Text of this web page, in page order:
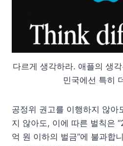
다르게 생각하라. 애플의 생
민국에선 특히
공정위 권고를 이행하지 않아
지 않아도, 이에 따른 벌칙은
억 원 이하의 벌금”에 불과합